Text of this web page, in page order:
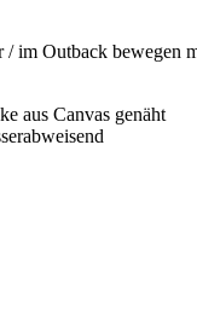
/ im Outback bewegen
aus Canvas genäht